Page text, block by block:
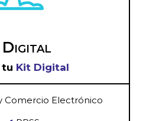
tu Kit Digital
Comercio Electrónico